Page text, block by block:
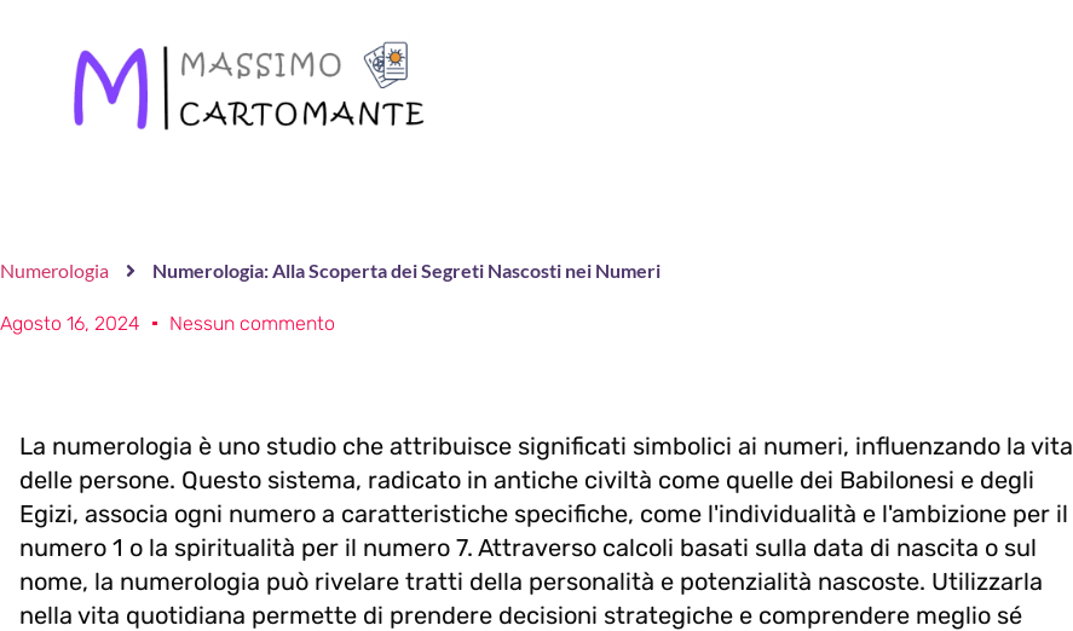
Numerologia Numerologia: Alla Scoperta dei Segreti Nascosti nei Numeri
Agosto 16, 2024 Nessun commento
La numerologia è uno studio che attribuisce significati simbolici ai numeri, influenzando la vita
delle persone. Questo sistema, radicato in antiche civiltà come quelle dei Babilonesi e degli
Egizi, associa ogni numero a caratteristiche specifiche, come l'individualità e l'ambizione per il
numero 1 o la spiritualità per il numero 7. Attraverso calcoli basati sulla data di nascita o sul
nome, la numerologia può rivelare tratti della personalità e potenzialità nascoste. Utilizzarla
nella vita quotidiana permette di prendere decisioni strategiche e comprendere meglio sé